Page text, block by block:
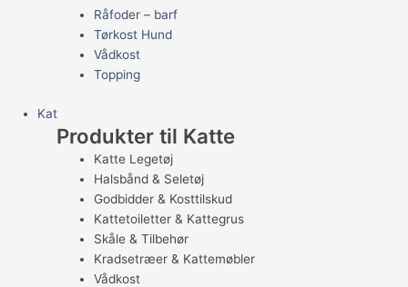
Råfoder – barf
Tørkost Hund
Vådkost
Topping
Kat
Produkter til Katte
Katte Legetøj
Halsbånd & Seletøj
Godbidder & Kosttilskud
Kattetoiletter & Kattegrus
Skåle & Tilbehør
Kradsetræer & Kattemøbler
Vådkost